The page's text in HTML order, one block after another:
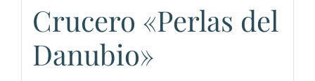
Crucero «Perlas del
Danubio»